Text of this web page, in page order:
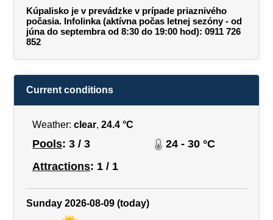
Kúpalisko je v prevádzke v prípade priaznivého
počasia. Infolinka (aktívna počas letnej sezóny - od
júna do septembra od 8:30 do 19:00 hod): 0911 726
852
Current conditions
Weather: clear, 24.4 °C
Pools: 3 / 3
24 - 30 °C
Attractions: 1 / 1
Sunday 2026-08-09 (today)